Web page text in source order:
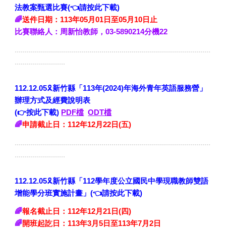
法教案甄選比賽(👈請按此下載)
🌈送件 日期 ：113年05月01日至05月10日止
比賽聯絡人 ：周新怡教師，03-5890214分機22
.................................................................................................
.........................
112.12.05🎗️新竹縣「113年(2024)年海外青年英語服務營」
辦理方式及經費說明表
(👉按此下載) PDF檔 ODT檔
🌈申請截止日 ：112年12月22 日(五)
.................................................................................................
.........................
112.12.05🎗️新竹縣「112學年度公立國民中學現職教師雙語
增能學分班實施計畫」(👈請按此下載)
🌈報名截止日 ：112年12月21日(四)
🌈開班起訖日：113年3月5日至113年7月2日